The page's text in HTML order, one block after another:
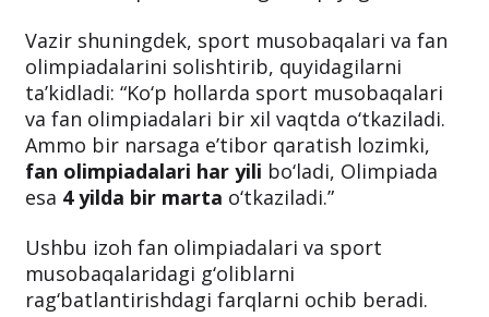
Vazir shuningdek, sport musobaqalari va fan
olimpiadalarini solishtirib, quyidagilarni
ta’kidladi: “Ko‘p hollarda sport musobaqalari
va fan olimpiadalari bir xil vaqtda o‘tkaziladi.
Ammo bir narsaga e’tibor qaratish lozimki,
fan olimpiadalari har yili bo‘ladi, Olimpiada
esa 4 yilda bir marta o‘tkaziladi.”
Ushbu izoh fan olimpiadalari va sport
musobaqalaridagi g‘oliblarni
rag‘batlantirishdagi farqlarni ochib beradi.